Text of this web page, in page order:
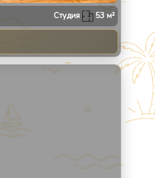
Студия 53м²